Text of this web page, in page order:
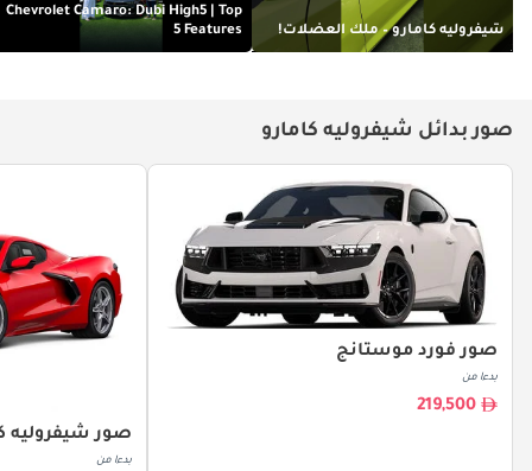
شيفروليه كامارو – ملك العضلات!
Chevrolet Camaro: Dubi High5 | Top
5 Features
صور بدائل شيفروليه كامارو
صور فورد موستانج
بدءا من
219,500
صور شيفروليه
بدءا من